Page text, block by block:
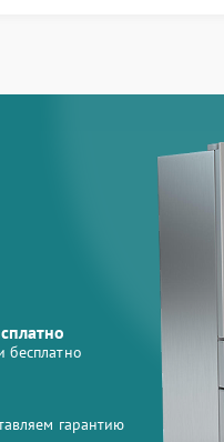
гарантию